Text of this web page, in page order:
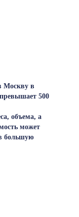
Москву в
превышает 500
объема, а
может
большую